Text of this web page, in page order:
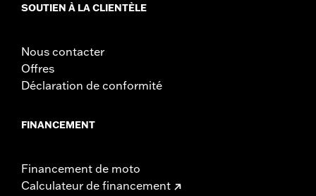
SOUTIEN À LA CLIENTÈLE
Nous contacter
Offres
Déclaration de conformité
FINANCEMENT
Financement de moto
Calculateur de financement